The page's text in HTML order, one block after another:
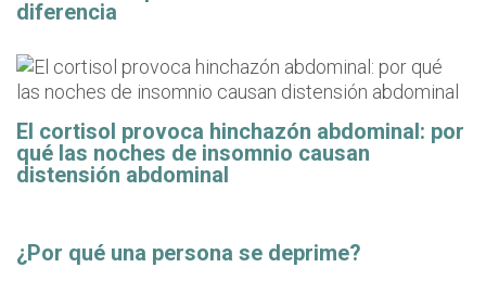
diferencia
El cortisol provoca hinchazón abdominal: por
qué las noches de insomnio causan
distensión abdominal
¿Por qué una persona se deprime?